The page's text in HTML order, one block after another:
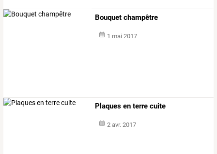
Bouquet champêtre
1 mai 2017
Plaques en terre cuite
2 avr. 2017